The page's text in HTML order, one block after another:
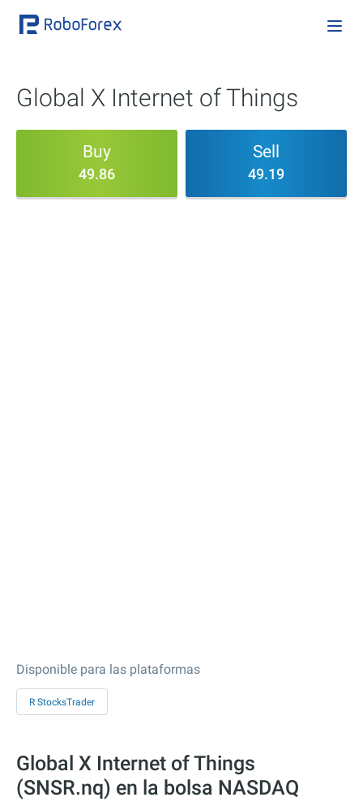
Global X Internet of Things
Buy
49.86
Sell
49.19
Disponible para las plataformas
R StocksTrader
Global X Internet of Things
(SNSR.nq) en la bolsa NASDAQ